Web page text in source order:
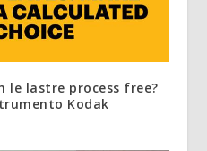
le lastre process free?
Kodak